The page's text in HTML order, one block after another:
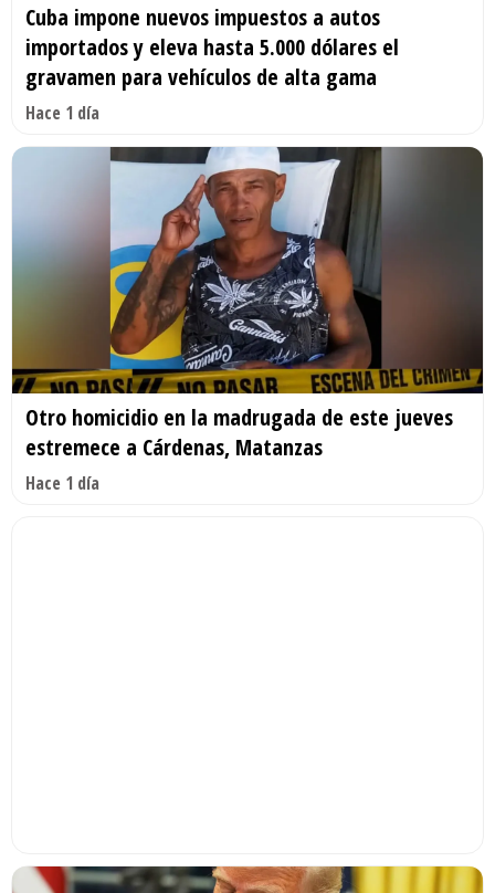
Cuba impone nuevos impuestos a autos
importados y eleva hasta 5.000 dólares el
gravamen para vehículos de alta gama
Hace 1 día
Otro homicidio en la madrugada de este jueves
estremece a Cárdenas, Matanzas
Hace 1 día